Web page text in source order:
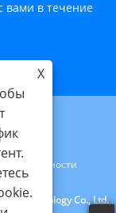
вами в течение
Technology Co., Ltd.
X